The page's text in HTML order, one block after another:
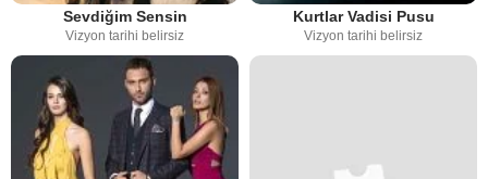
Sevdiğim Sensin
Vizyon tarihi belirsiz
Kurtlar Vadisi Pusu
Vizyon tarihi belirsiz